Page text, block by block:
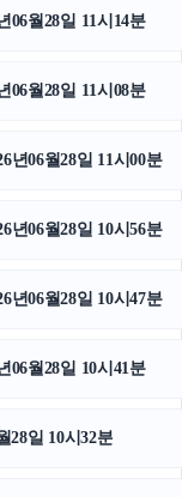
06월28일 11시14분
06월28일 11시08분
년06월28일 11시00분
년06월28일 10시56분
년06월28일 10시47분
06월28일 10시41분
28일 10시32분